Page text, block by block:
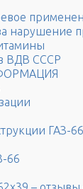
нарушение
ВДВ СССР
ГАЗ-
66